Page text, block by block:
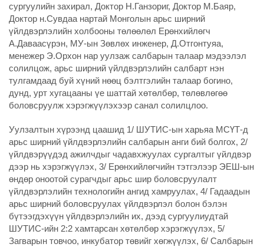
сургуулийн захирал, Доктор Н.Ганзориг, Доктор М.Баяр,
Доктор н.Сувдаа нартай Монголын арьс ширний
үйлдвэрлэлийн холбооны төлөөлөл Ерөнхийлөгч
А.Даваасүрэн, МУ-ын Зөвлөх инженер, Д.Отгонтуяа,
менежер Э.Орхон нар уулзаж салбарын талаар мэдээлэл
солилцож, арьс ширний үйлдвэрлэлийн салбарт нэн
тулгамдаад буй хүний нөөц бэлтгэлийн талаар богино,
дунд, урт хугацааны үе шаттай хөтөлбөр, төлөвлөгөө
боловсруулж хэрэгжүүлэхээр санал солилцлоо.
Уулзалтын хүрээнд цаашид 1/ ШУТИС-ын харьяа МСҮТ-д
арьс ширний үйлдвэрлэлийн салбарын анги бий болгох, 2/
үйлдвэрүүдэд ажилчдыг чадавхжуулах сургалтыг үйлдвэр
дээр нь хэрэгжүүлэх, 3/ Ерөнхийлөгчийн тэтгэлээр ЭЕШ-ын
өндөр оноотой сурагчдыг арьс шир боловсруулалт
үйлдвэрлэлийн технологийн ангид хамруулах, 4/ Гадаадын
арьс ширний боловсруулах үйлдвэрлэл болон бэлэн
бүтээгдэхүүн үйлдвэрлэлийн их, дээд сургуулиудтай
ШУТИС-ийн 2:2 хамтарсан хөтөлбөр хэрэгжүүлэх, 5/
Загварын товчоо, инкубатор төвийг хөгжүүлэх, 6/ Салбарын